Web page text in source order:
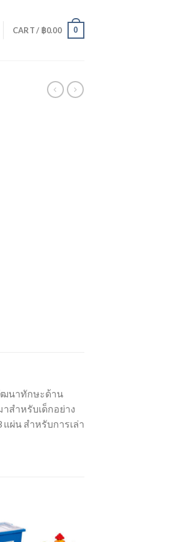
CART / ฿0.00 0
ฒนาทักษะด้าน
สำหรับเด็กอย่าง
ผ่น สำหรับการเล่า